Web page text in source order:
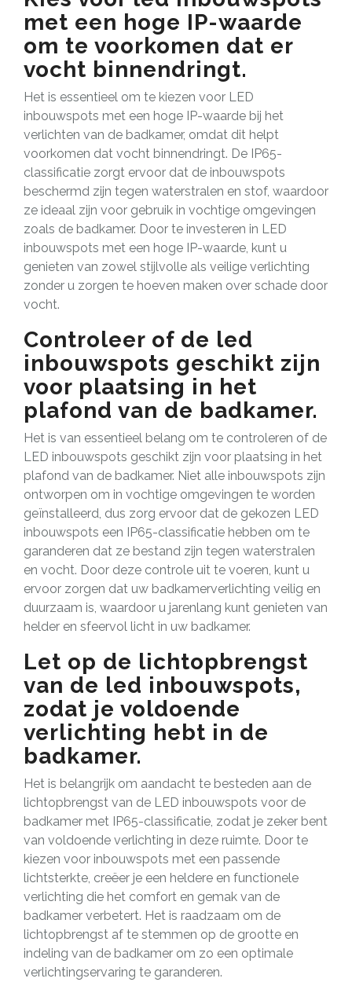
met een hoge IP-waarde
om te voorkomen dat er
vocht binnendringt.
Het is essentieel om te kiezen voor LED
inbouwspots met een hoge IP-waarde bij het
verlichten van de badkamer, omdat dit helpt
voorkomen dat vocht binnendringt. De IP65-
classificatie zorgt ervoor dat de inbouwspots
beschermd zijn tegen waterstralen en stof, waardoor
ze ideaal zijn voor gebruik in vochtige omgevingen
zoals de badkamer. Door te investeren in LED
inbouwspots met een hoge IP-waarde, kunt u
genieten van zowel stijlvolle als veilige verlichting
zonder u zorgen te hoeven maken over schade door
vocht.
Controleer of de led
inbouwspots geschikt zijn
voor plaatsing in het
plafond van de badkamer.
Het is van essentieel belang om te controleren of de
LED inbouwspots geschikt zijn voor plaatsing in het
plafond van de badkamer. Niet alle inbouwspots zijn
ontworpen om in vochtige omgevingen te worden
geïnstalleerd, dus zorg ervoor dat de gekozen LED
inbouwspots een IP65-classificatie hebben om te
garanderen dat ze bestand zijn tegen waterstralen
en vocht. Door deze controle uit te voeren, kunt u
ervoor zorgen dat uw badkamerverlichting veilig en
duurzaam is, waardoor u jarenlang kunt genieten van
helder en sfeervol licht in uw badkamer.
Let op de lichtopbrengst
van de led inbouwspots,
zodat je voldoende
verlichting hebt in de
badkamer.
Het is belangrijk om aandacht te besteden aan de
lichtopbrengst van de LED inbouwspots voor de
badkamer met IP65-classificatie, zodat je zeker bent
van voldoende verlichting in deze ruimte. Door te
kiezen voor inbouwspots met een passende
lichtsterkte, creëer je een heldere en functionele
verlichting die het comfort en gemak van de
badkamer verbetert. Het is raadzaam om de
lichtopbrengst af te stemmen op de grootte en
indeling van de badkamer om zo een optimale
verlichtingservaring te garanderen.